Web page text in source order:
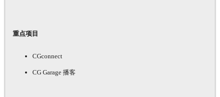
重点项目
CGconnect
CG Garage 播客